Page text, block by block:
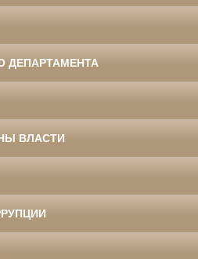
ДЕПАРТАМЕНТА
ВЛАСТИ